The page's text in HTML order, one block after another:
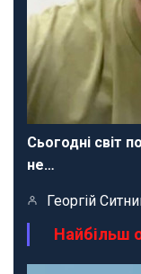
Сьогодні світ
не…
Георгій
Найбільш